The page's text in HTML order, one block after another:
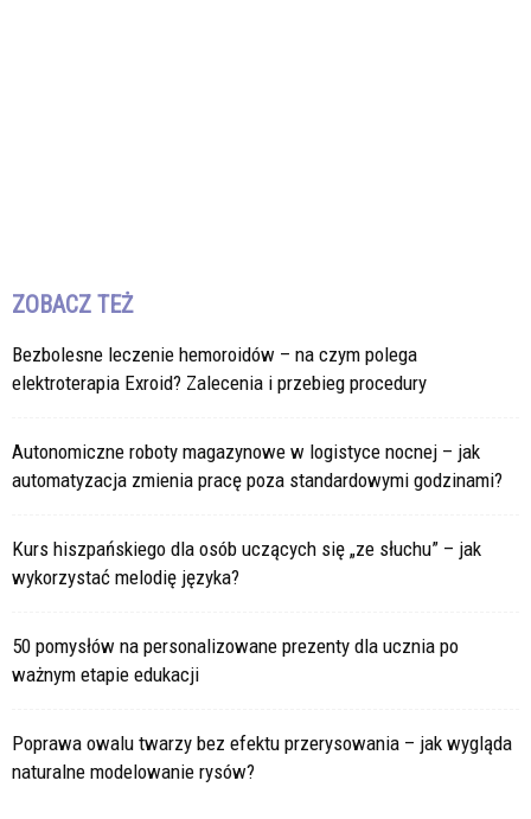
ZOBACZ TEŻ
Bezbolesne leczenie hemoroidów – na czym polega
elektroterapia Exroid? Zalecenia i przebieg procedury
Autonomiczne roboty magazynowe w logistyce nocnej – jak
automatyzacja zmienia pracę poza standardowymi godzinami?
Kurs hiszpańskiego dla osób uczących się „ze słuchu” – jak
wykorzystać melodię języka?
50 pomysłów na personalizowane prezenty dla ucznia po
ważnym etapie edukacji
Poprawa owalu twarzy bez efektu przerysowania – jak wygląda
naturalne modelowanie rysów?